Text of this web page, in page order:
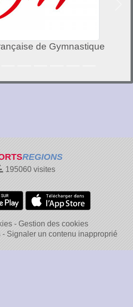
de Gymnastique
REGIONS
195060 visites
Gestion des cookies
Signaler un contenu inapproprié